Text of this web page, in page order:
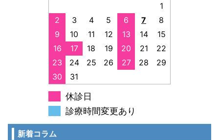
1
2
3 4 5 6 7
8
9
10 11 12 13 14
15
16
17 18 19 20 21
22
23
24 25 26 27 28
29
30
31
休診日
診療時間変更あり
新着コラム